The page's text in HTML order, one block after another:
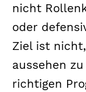
nicht
oder
Ziel ist
aussehen
richtigen